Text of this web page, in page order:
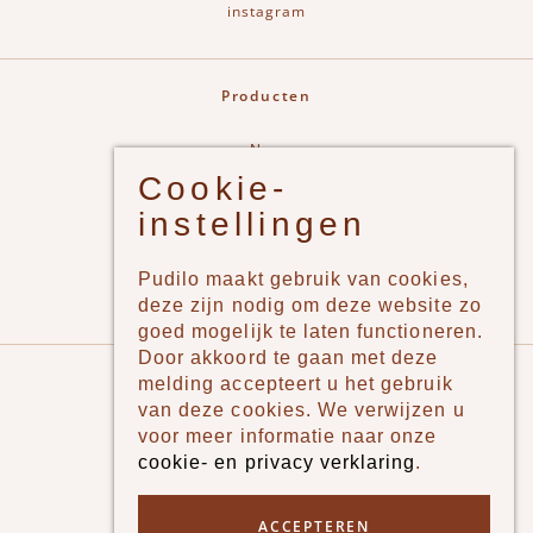
instagram
Producten
New
Jongens
Meisjes
Merken
Pudilo
Over ons
Algemene voorwaarden
Cookie-
instellingen
Pudilo maakt gebruik van cookies,
deze zijn nodig om deze website zo
goed mogelijk te laten functioneren.
Door akkoord te gaan met deze
melding accepteert u het gebruik
van deze cookies. We verwijzen u
voor meer informatie naar onze
cookie- en privacy verklaring.
ACCEPTEREN